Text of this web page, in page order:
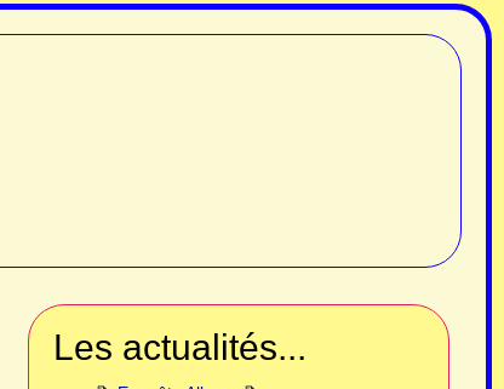
Les actualités...